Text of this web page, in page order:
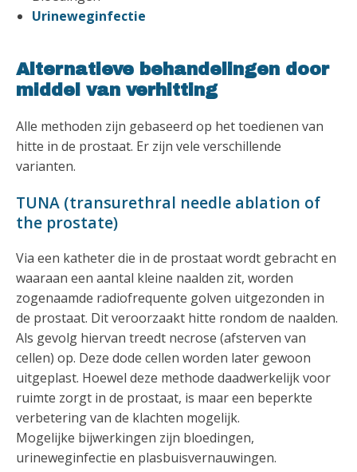
Urineweginfectie
Alternatieve behandelingen door
middel van verhitting
Alle methoden zijn gebaseerd op het toedienen van
hitte in de prostaat. Er zijn vele verschillende
varianten.
TUNA (transurethral needle ablation of
the prostate)
Via een katheter die in de prostaat wordt gebracht en
waaraan een aantal kleine naalden zit, worden
zogenaamde radiofrequente golven uitgezonden in
de prostaat. Dit veroorzaakt hitte rondom de naalden.
Als gevolg hiervan treedt necrose (afsterven van
cellen) op. Deze dode cellen worden later gewoon
uitgeplast. Hoewel deze methode daadwerkelijk voor
ruimte zorgt in de prostaat, is maar een beperkte
verbetering van de klachten mogelijk.
Mogelijke bijwerkingen zijn bloedingen,
urineweginfectie en plasbuisvernauwingen.